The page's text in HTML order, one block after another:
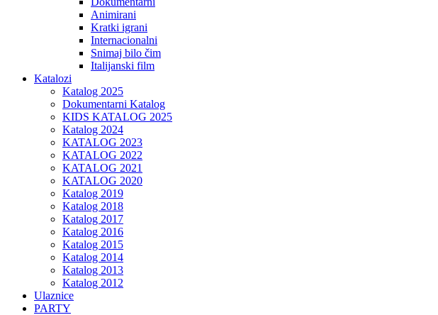
Animirani
Kratki igrani
Internacionalni
Snimaj bilo čim
Italijanski film
Katalozi
Katalog 2025
Dokumentarni Katalog
KIDS KATALOG 2025
Katalog 2024
KATALOG 2023
KATALOG 2022
KATALOG 2021
KATALOG 2020
Katalog 2019
Katalog 2018
Katalog 2017
Katalog 2016
Katalog 2015
Katalog 2014
Katalog 2013
Katalog 2012
Ulaznice
PARTY